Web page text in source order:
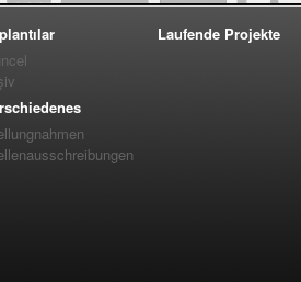
Laufende Projekte